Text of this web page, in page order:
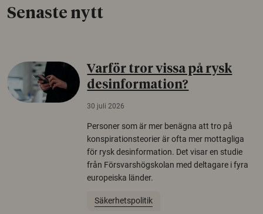
Senaste nytt
Varför tror vissa på rysk
desinformation?
30 juli 2026
Personer som är mer benägna att tro på
konspirationsteorier är ofta mer mottagliga
för rysk desinformation. Det visar en studie
från Försvarshögskolan med deltagare i fyra
europeiska länder.
Säkerhetspolitik